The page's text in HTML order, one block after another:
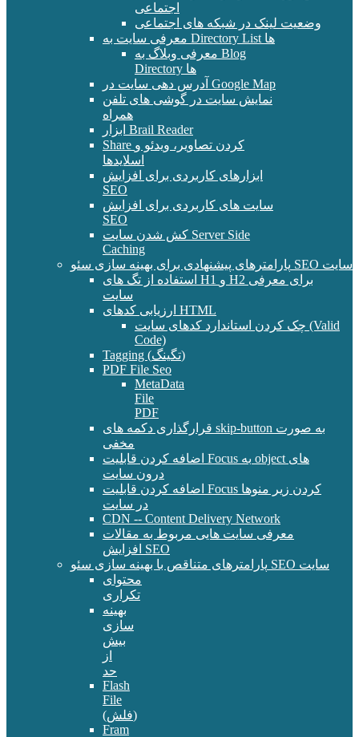
اجتماعی
وضعیت لینک در شبکه های اجتماعی
معرفی سایت به Directory List ها
معرفی وبلاگ به Blog
Directory ها
آدرس دهی سایت در Google Map
نمایش سایت در گوشی های تلفن
همراه
ابزار Brail Reader
Share کردن تصاویر، ویدئو و
اسلایدها
ابزارهای کاربردی برای افزایش
SEO
سایت های کاربردی برای افزایش
SEO
کش شدن سایت Server Side
Caching
پارامترهای پیشنهادی برای بهینه سازی سئو SEO سایت
استفاده از تگ های H1 و H2 برای معرفی
سایت
ارزیابی کدهای HTML
چک کردن استاندارد کدهای سایت (Valid
Code)
Tagging (تگینگ)
PDF File Seo
MetaData
File
PDF
قرارگذاری دکمه های skip-button به صورت
مخفی
اضافه کردن قابلیت Focus به object های
درون سایت
اضافه کردن قابلیت Focus کردن زیر منوها
در سایت
CDN -- Content Delivery Network
معرفی سایت هایی مربوط به مقالات
افزایش SEO
پارامترهای متناقص با بهینه سازی سئو SEO سایت
محتوای
تکراری
بهینه
سازی
بیش
از
حد
Flash
File
(فلش)
Fram